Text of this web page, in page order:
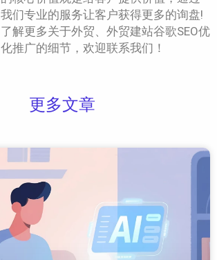
我们专业的服务让客户获得更多的询盘!
了解更多关于外贸、外贸建站谷歌SEO优
化推广的细节，欢迎联系我们！
更多文章